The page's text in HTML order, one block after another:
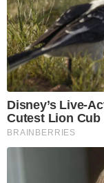
Disney’s Live-
Cutest Lion Cub
BRAINBERRIES